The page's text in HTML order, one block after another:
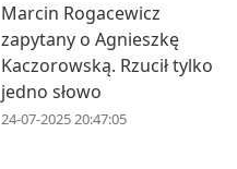
Marcin Rogacewicz
zapytany o Agnieszkę
Kaczorowską. Rzucił tylko
jedno słowo
24-07-2025 20:47:05